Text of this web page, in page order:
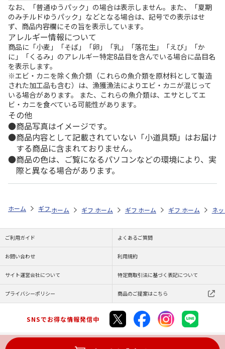
なお、「普通ゆうパック」の場合は表示しません。また、「夏期
のみチルドゆうパック」などとなる場合は、記号での表示はせ
ず、商品内容欄にその旨を表示しています。
アレルギー情報について
商品に「小麦」「そば」「卵」「乳」「落花生」「えび」「か
に」「くるみ」のアレルギー特定8品目を含んでいる場合に品目名
を表示します。
※エビ・カニを除く魚介類（これらの魚介類を原材料として製造
された加工品も含む）は、漁獲漁法によりエビ・カニが混じって
いる場合があります。 また、これらの魚介類は、エサとしてエ
ビ・カニを食べている可能性があります。
その他
商品写真はイメージです。
商品内容として記載されていない「小道具類」はお届け
する商品に含まれておりません。
商品の色は、ご覧になるパソコンなどの環境により、実
際と異なる場合があります。
ホーム ギフト通販 内祝い・お返し 法要・香典返し オーガニッ
ホーム ギフト通販 内祝い・お返し 法要・香典返し
ホーム ギフト通販 お祝い・贈りもの
ホーム ギフト通販 お
ホーム ネ
ご利用ガイド よくあるご質問
お問い合わせ 利用規約
サイト運営会社について 特定商取引法に基づく表記について
プライバシーポリシー 商品のご提案はこちら
SNSでお得な情報発信中